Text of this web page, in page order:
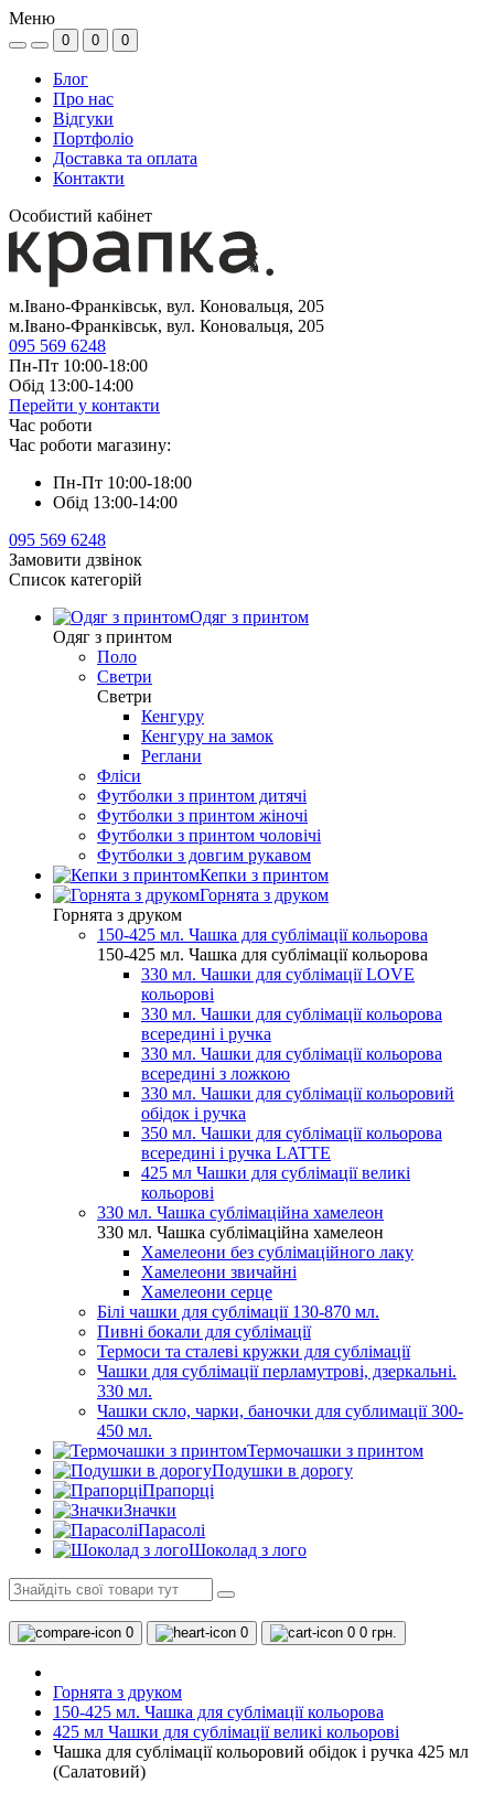
Меню
0 0 0
Блог
Про нас
Відгуки
Портфоліо
Доставка та оплата
Контакти
Особистий кабінет
м.Івано-Франківськ, вул. Коновальця, 205
м.Івано-Франківськ, вул. Коновальця, 205
095 569 6248
Пн-Пт 10:00-18:00
Обід 13:00-14:00
Перейти у контакти
Час роботи
Час роботи магазину:
Пн-Пт 10:00-18:00
Обід 13:00-14:00
095 569 6248
Замовити дзвінок
Список категорій
Одяг з принтом
Одяг з принтом
Поло
Светри
Светри
Кенгуру
Кенгуру на замок
Реглани
Фліси
Футболки з принтом дитячі
Футболки з принтом жіночі
Футболки з принтом чоловічі
Футболки з довгим рукавом
Кепки з принтом
Горнята з друком
Горнята з друком
150-425 мл. Чашка для сублімації кольорова
150-425 мл. Чашка для сублімації кольорова
330 мл. Чашки для сублімації LOVE
кольорові
330 мл. Чашки для сублімації кольорова
всередині і ручка
330 мл. Чашки для сублімації кольорова
всередині з ложкою
330 мл. Чашки для сублімації кольоровий
обідок і ручка
350 мл. Чашки для сублімації кольорова
всередині і ручка LATTE
425 мл Чашки для сублімації великі
кольорові
330 мл. Чашка сублімаційна хамелеон
330 мл. Чашка сублімаційна хамелеон
Хамелеони без сублімаційного лаку
Хамелеони звичайні
Хамелеони серце
Білі чашки для сублімації 130-870 мл.
Пивні бокали для сублімації
Термоси та сталеві кружки для сублімації
Чашки для сублімації перламутрові, дзеркальні.
330 мл.
Чашки скло, чарки, баночки для сублимації 300-
450 мл.
Термочашки з принтом
Подушки в дорогу
Прапорці
Значки
Парасолі
Шоколад з лого
0 0 0 0 грн.
Горнята з друком
150-425 мл. Чашка для сублімації кольорова
425 мл Чашки для сублімації великі кольорові
Чашка для сублімації кольоровий обідок і ручка 425 мл
(Салатовий)